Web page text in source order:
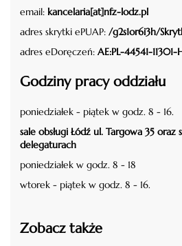
email: kancelaria[at]nfz-lodz.pl
adres skrytki ePUAP: /g2s1or6i3h/
adres eDoręczeń: AE:PL-44541-
Godziny pracy oddziału
poniedziałek - piątek w godz. 8 - 16.
sale obsługi Łódź ul. Targowa 35 oraz
delegaturach
poniedziałek w godz. 8 - 18
wtorek - piątek w godz. 8 - 16.
Zobacz także